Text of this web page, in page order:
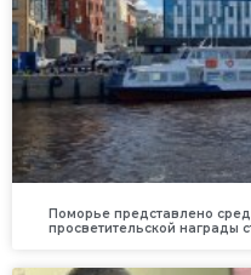
Поморье представлено
просветительской награды